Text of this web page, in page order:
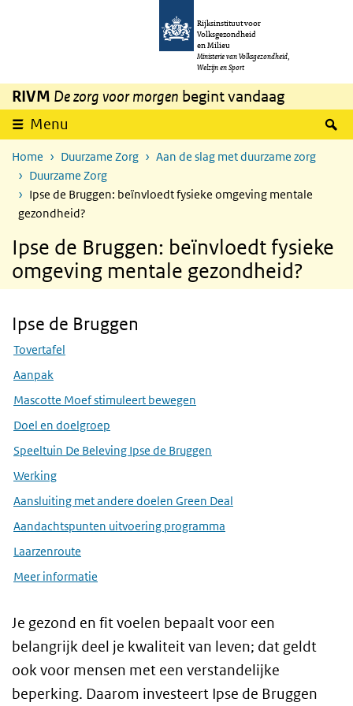
Overslaan en naar de inhoud gaan
Rijksinstituut voor
Volksgezondheid
en Milieu
Ministerie van Volksgezondheid,
Welzijn en Sport
RIVM De zorg voor morgen begint vandaag
Menu
Home Duurzame Zorg
Aan de slag met duurzame zorg
Duurzame Zorg
Ipse de Bruggen: beïnvloedt fysieke omgeving mentale
gezondheid?
Ipse de Bruggen: beïnvloedt fysieke
omgeving mentale gezondheid?
Skip Ipse de Bruggen
Ipse de Bruggen
Tovertafel
Aanpak
Mascotte Moef stimuleert bewegen
Doel en doelgroep
Speeltuin De Beleving Ipse de Bruggen
Werking
Aansluiting met andere doelen Green Deal
Aandachtspunten uitvoering programma
Laarzenroute
Meer informatie
Je gezond en fit voelen bepaalt voor een
belangrijk deel je kwaliteit van leven; dat geldt
ook voor mensen met een verstandelijke
beperking. Daarom investeert Ipse de Bruggen